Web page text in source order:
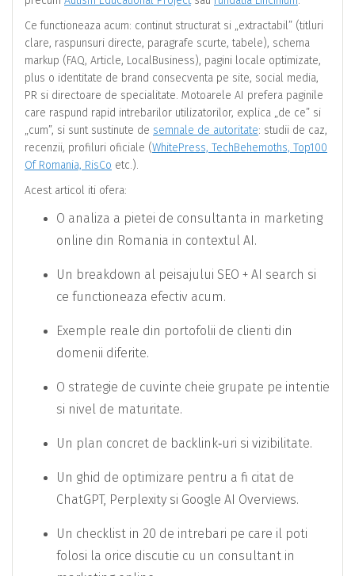
Ce functioneaza acum: continut structurat si „extractabil” (titluri
clare, raspunsuri directe, paragrafe scurte, tabele), schema
markup (FAQ, Article, LocalBusiness), pagini locale optimizate,
plus o identitate de brand consecventa pe site, social media,
PR si directoare de specialitate. Motoarele AI prefera paginile
care raspund rapid intrebarilor utilizatorilor, explica „de ce” si
„cum”, si sunt sustinute de semnale de autoritate: studii de caz,
recenzii, profiluri oficiale (WhitePress, TechBehemoths, Top100
Of Romania, RisCo etc.).
Acest articol iti ofera:
O analiza a pietei de consultanta in marketing
online din Romania in contextul AI.
Un breakdown al peisajului SEO + AI search si
ce functioneaza efectiv acum.
Exemple reale din portofolii de clienti din
domenii diferite.
O strategie de cuvinte cheie grupate pe intentie
si nivel de maturitate.
Un plan concret de backlink‑uri si vizibilitate.
Un ghid de optimizare pentru a fi citat de
ChatGPT, Perplexity si Google AI Overviews.
Un checklist in 20 de intrebari pe care il poti
folosi la orice discutie cu un consultant in